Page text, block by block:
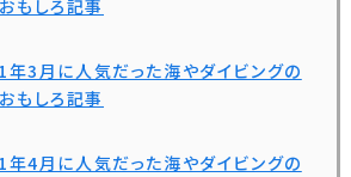
もしろ記事
年3月に人気だった海やダイビングの
もしろ記事
年4月に人気だった海やダイビングの